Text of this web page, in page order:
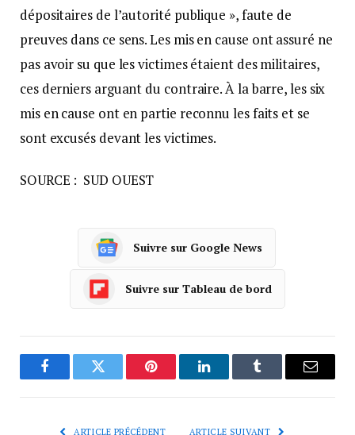
dépositaires de l’autorité publique », faute de
preuves dans ce sens. Les mis en cause ont assuré ne
pas avoir su que les victimes étaient des militaires,
ces derniers arguant du contraire. À la barre, les six
mis en cause ont en partie reconnu les faits et se
sont excusés devant les victimes.
SOURCE : SUD OUEST
Suivre sur Google News
Suivre sur Tableau de bord
FacebookTwitter Pinterest LinkedInTumblr
ARTICLE PRÉCÉDENT ARTICLE SUIVANT